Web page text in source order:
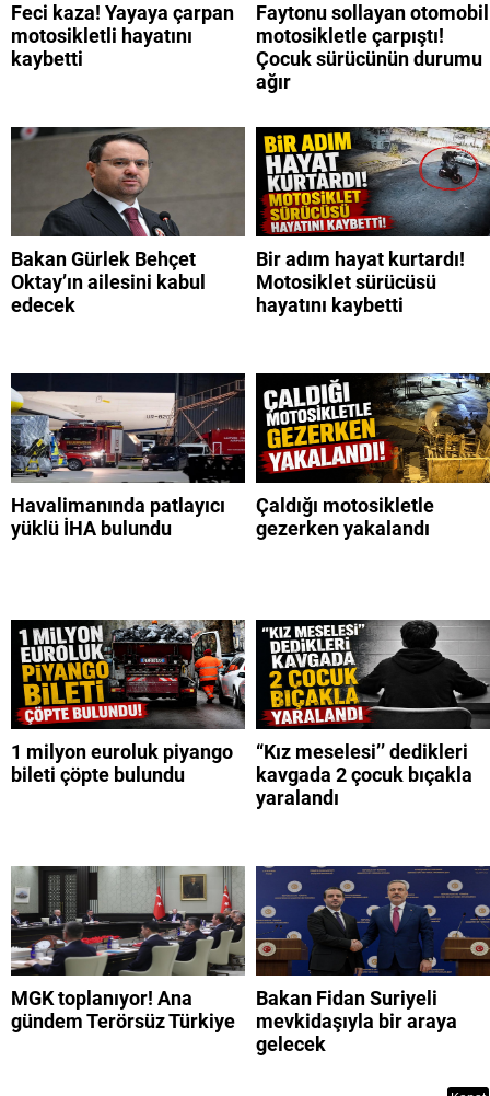
Feci kaza! Yayaya çarpan
motosikletli hayatını
kaybetti
Faytonu sollayan otomobil
motosikletle çarpıştı!
Çocuk sürücünün durumu
ağır
Bakan Gürlek Behçet
Oktay’ın ailesini kabul
edecek
Bir adım hayat kurtardı!
Motosiklet sürücüsü
hayatını kaybetti
Havalimanında patlayıcı
yüklü İHA bulundu
Çaldığı motosikletle
gezerken yakalandı
1 milyon euroluk piyango
bileti çöpte bulundu
“Kız meselesi’’ dedikleri
kavgada 2 çocuk bıçakla
yaralandı
MGK toplanıyor! Ana
gündem Terörsüz Türkiye
Bakan Fidan Suriyeli
mevkidaşıyla bir araya
gelecek